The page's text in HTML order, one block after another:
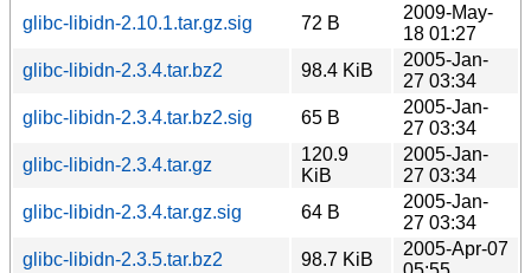
glibc-libidn-2.10.1.tar.gz.sig
72 B
2009-May-
18 01:27
glibc-libidn-2.3.4.tar.bz2
98.4 KiB
2005-Jan-
27 03:34
glibc-libidn-2.3.4.tar.bz2.sig
65 B
2005-Jan-
27 03:34
glibc-libidn-2.3.4.tar.gz
120.9
KiB
2005-Jan-
27 03:34
glibc-libidn-2.3.4.tar.gz.sig
64 B
2005-Jan-
27 03:34
glibc-libidn-2.3.5.tar.bz2
98.7 KiB
2005-Apr-07